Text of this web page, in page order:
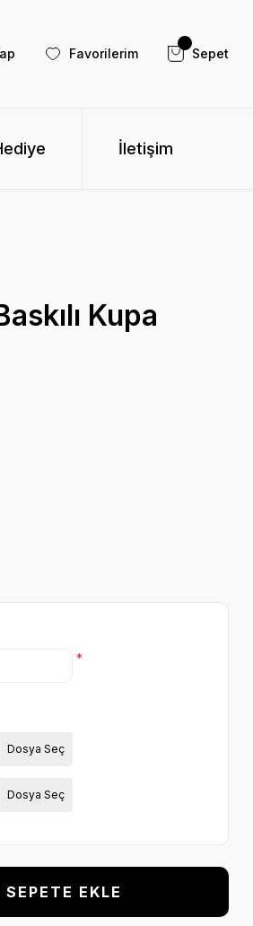
Favorilerim Sepet
İletişim
Kupa
*
Dosya Seç
Dosya Seç
SEPETE EKLE